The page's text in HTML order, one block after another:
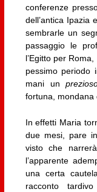
conferenze
dell’antica Ipazia
sembrarle un
passaggio le
l’Egitto per
pessimo
mani un
fortuna, mondana
In effetti Maria
due mesi, pare
visto che
l’apparente
una certa
racconto